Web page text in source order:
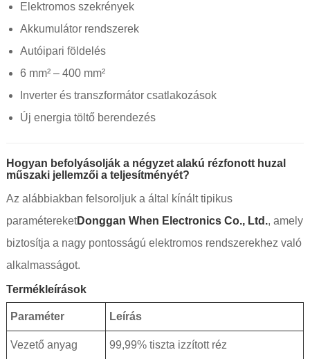
Elektromos szekrények
Akkumulátor rendszerek
Autóipari földelés
6 mm² – 400 mm²
Inverter és transzformátor csatlakozások
Új energia töltő berendezés
Hogyan befolyásolják a négyzet alakú rézfonott huzal
műszaki jellemzői a teljesítményét?
Az alábbiakban felsoroljuk a által kínált tipikus
paramétereketDonggan When Electronics Co., Ltd., amely
biztosítja a nagy pontosságú elektromos rendszerekhez való
alkalmasságot.
Termékleírások
Paraméter Leírás
Vezető anyag 99,99% tiszta izzított réz